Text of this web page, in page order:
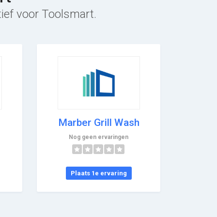
voor Toolsmart.
Marber Grill Wash
Nog geen ervaringen
Plaats 1e ervaring